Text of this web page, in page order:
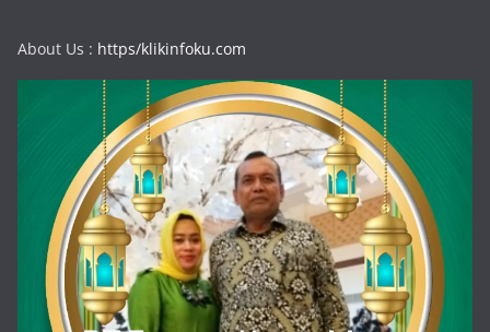
About Us : https/klikinfoku.com